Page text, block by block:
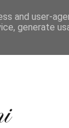
KONTAKT
and user-
generate